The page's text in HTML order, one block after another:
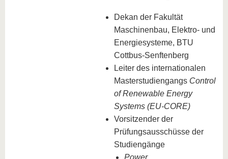
Dekan der Fakultät
Maschinenbau, Elektro- und
Energiesysteme, BTU
Cottbus-Senftenberg
Leiter des internationalen
Masterstudiengangs Control
of Renewable Energy
Systems (EU-CORE)
Vorsitzender der
Prüfungsausschüsse der
Studiengänge
Power